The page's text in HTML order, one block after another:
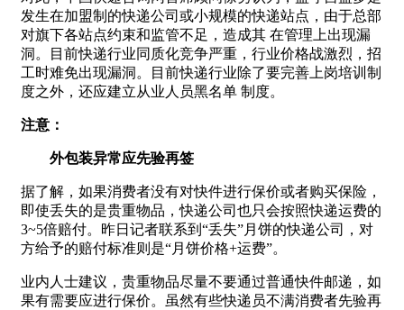
发生在加盟制的快递公司或小规模的快递站点，由于总部
对旗下各站点约束和监管不足，造成其 在管理上出现漏
洞。目前快递行业同质化竞争严重，行业价格战激烈，招
工时难免出现漏洞。目前快递行业除了要完善上岗培训制
度之外，还应建立从业人员黑名单 制度。
注意：
外包装异常应先验再签
据了解，如果消费者没有对快件进行保价或者购买保险，
即使丢失的是贵重物品，快递公司也只会按照快递运费的
3~5倍赔付。昨日记者联系到“丢失”月饼的快递公司，对
方给予的赔付标准则是“月饼价格+运费”。
业内人士建议，贵重物品尽量不要通过普通快件邮递，如
果有需要应进行保价。虽然有些快递员不满消费者先验再